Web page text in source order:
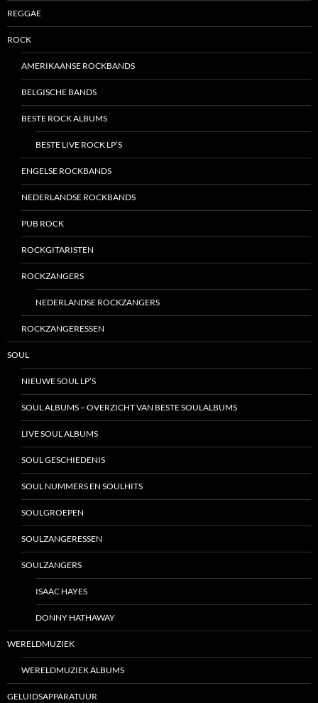
REGGAE
ROCK
AMERIKAANSE ROCKBANDS
BELGISCHE BANDS
BESTE ROCK ALBUMS
BESTE LIVE ROCK LP’S
ENGELSE ROCKBANDS
NEDERLANDSE ROCKBANDS
PUB ROCK
ROCKGITARISTEN
ROCKZANGERS
NEDERLANDSE ROCKZANGERS
ROCKZANGERESSEN
SOUL
NIEUWE SOUL LP’S
SOUL ALBUMS – OVERZICHT VAN BESTE SOULALBUMS
LIVE SOUL ALBUMS
SOUL GESCHIEDENIS
SOUL NUMMERS EN SOULHITS
SOULGROEPEN
SOULZANGERESSEN
SOULZANGERS
ISAAC HAYES
DONNY HATHAWAY
WERELDMUZIEK
WERELDMUZIEK ALBUMS
GELUIDSAPPARATUUR